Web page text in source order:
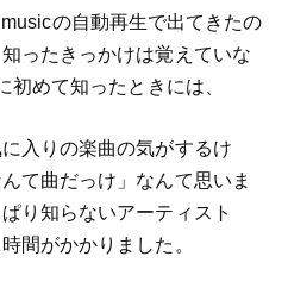
の自動再生で出てきたの
ったきっかけは覚えていな
初めて知ったときには、
入りの楽曲の気がするけ
て曲だっけ」なんて思いま
り知らないアーティスト
間がかかりました。